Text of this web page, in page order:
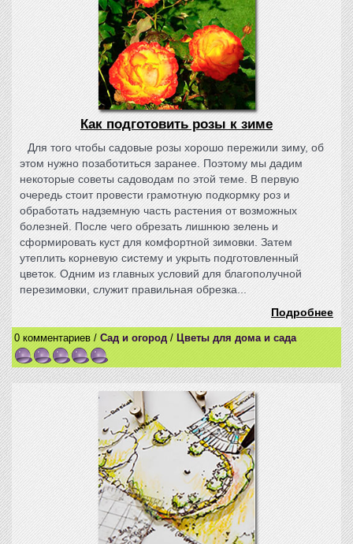
Как подготовить розы к зиме
Для того чтобы садовые розы хорошо пережили зиму, об
этом нужно позаботиться заранее. Поэтому мы дадим
некоторые советы садоводам по этой теме. В первую
очередь стоит провести грамотную подкормку роз и
обработать надземную часть растения от возможных
болезней. После чего обрезать лишнюю зелень и
сформировать куст для комфортной зимовки. Затем
утеплить корневую систему и укрыть подготовленный
цветок. Одним из главных условий для благополучной
перезимовки, служит правильная обрезка...
Подробнее
0 комментариев / Сад и огород / Цветы для дома и сада